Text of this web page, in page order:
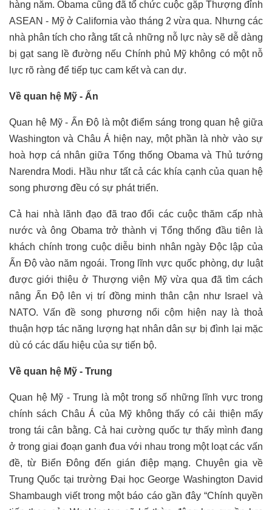
hàng năm. Obama cũng đã tổ chức cuộc gặp Thượng đỉnh
ASEAN - Mỹ ở California vào tháng 2 vừa qua. Nhưng các
nhà phân tích cho rằng tất cả những nỗ lực này sẽ dễ dàng
bị gạt sang lề đường nếu Chính phủ Mỹ không có một nỗ
lực rõ ràng để tiếp tục cam kết và can dự.
Về quan hệ Mỹ - Ấn
Quan hệ Mỹ - Ấn Độ là một điểm sáng trong quan hệ giữa
Washington và Châu Á hiện nay, một phần là nhờ vào sự
hoà hợp cá nhân giữa Tổng thống Obama và Thủ tướng
Narendra Modi. Hầu như tất cả các khía cạnh của quan hệ
song phương đều có sự phát triển.
Cả hai nhà lãnh đạo đã trao đổi các cuộc thăm cấp nhà
nước và ông Obama trở thành vị Tổng thống đầu tiên là
khách chính trong cuộc diễu binh nhân ngày Độc lập của
Ấn Độ vào năm ngoái. Trong lĩnh vực quốc phòng, dự luật
được giới thiệu ở Thượng viện Mỹ vừa qua đã tìm cách
nâng Ấn Độ lên vị trí đồng minh thân cận như Israel và
NATO. Vấn đề song phương nổi cộm hiện nay là thoả
thuận hợp tác năng lượng hạt nhân dân sự bị đình lại mặc
dù có các dấu hiệu của sự tiến bộ.
Về quan hệ Mỹ - Trung
Quan hệ Mỹ - Trung là một trong số những lĩnh vực trong
chính sách Châu Á của Mỹ không thấy có cải thiện mấy
trong tái cân bằng. Cả hai cường quốc tự thấy mình đang
ở trong giai đoạn ganh đua với nhau trong một loạt các vấn
đề, từ Biển Đông đến gián điệp mạng. Chuyên gia về
Trung Quốc tại trường Đại học George Washington David
Shambaugh viết trong một báo cáo gần đây “Chính quyền